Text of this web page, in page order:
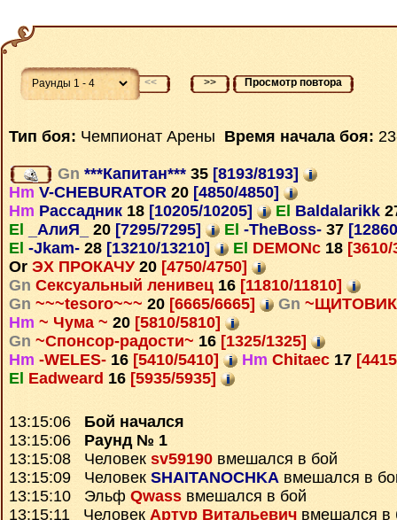
<< >> Просмотр повтора
Тип боя: Чемпионат Арены Время начала боя:
Gn ***Капитан*** 35 [8193/8193]
Hm V-CHEBURATOR 20 [4850/4850]
Hm Рассадник 18 [10205/10205] El Baldalarikk
El
_АлиЯ_ 20 [7295/7295] El -TheBoss- 37
El -Jkam- 28 [13210/13210] El DEMONc 18
Or ЭХ ПРОКАЧУ 20 [4750/4750]
Gn Сексуальный ленивец 16 [11810/11810]
Gn ~~~tesoro~~~ 20 [6665/6665] Gn
Hm ~ Чума ~ 20 [5810/5810]
Gn ~Спонсор-радости~ 16 [1325/1325]
Hm -WELES- 16 [5410/5410] Hm Chitaec 17
El Eadweard 16 [5935/5935]
13:15:06 Бой начался
13:15:06 Раунд № 1
13:15:08 Человек sv59190 вмешался в бой
13:15:09 Человек SHAITANOCHKA вмешался в
13:15:10 Эльф Qwass вмешался в бой
13:15:11 Человек Артур Витальевич вмешался в